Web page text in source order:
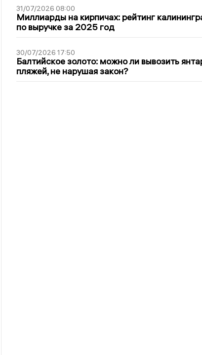
31/07/2026 08:00
Миллиарды на кирпичах: рейтинг
по выручке за 2025 год
30/07/2026 17:50
Балтийское золото: можно ли вывозить
пляжей, не нарушая закон?